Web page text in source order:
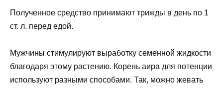
Полученное средство принимают трижды в день по 1
ст. л. перед едой.
Мужчины стимулируют выработку семенной жидкости
благодаря этому растению. Корень аира для потенции
используют разными способами. Так, можно жевать